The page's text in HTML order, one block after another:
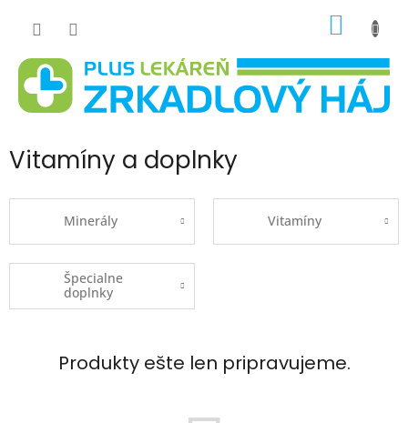
Vitamíny a doplnky
Minerály Vitamíny
Špecialne
doplnky
Produkty ešte len pripravujeme.